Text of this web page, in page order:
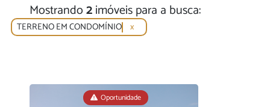
Mostrando2imóveis para a busca:
TERRENO EM CONDOMÍNIO x
Oportunidade